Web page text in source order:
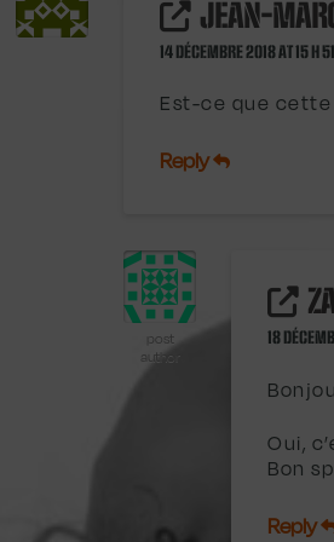
JEAN-
14 DÉCEMBRE 2018 AT 15 H
Est-ce que
Reply
post
author
18
Oui,
Bon
Reply